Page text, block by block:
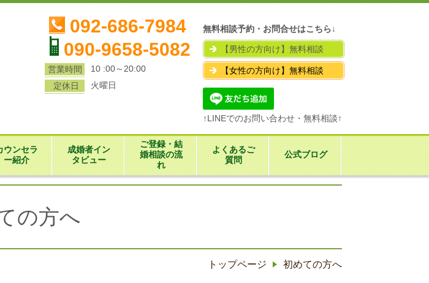
092-686-7984
090-9658-5082
営業時間
10 :00～20:00
定休日
火曜日
無料相談予約・お問合せはこちら↓
【男性の方向け】無料相談
【女性の方向け】無料相談
↑LINEでのお問い合わせ・無料相談↑
ウンセラ
ー紹介
成婚者イン
タビュー
ご登録・結
婚相談の流
れ
よくあるご
質問
公式ブログ
の方へ
トップページ 初めての方へ